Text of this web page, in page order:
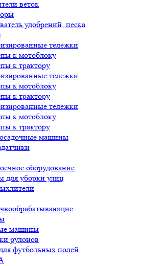
веток
удобрений, песка
тележки
к мотоблоку
к трактору
тележки
к мотоблоку
к трактору
тележки
к мотоблоку
к трактору
машины
оборудование
для уборки улиц
машины
рулонов
футбольных полей